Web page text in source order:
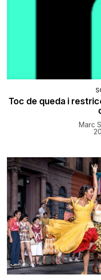
Toc de queda i
Marc